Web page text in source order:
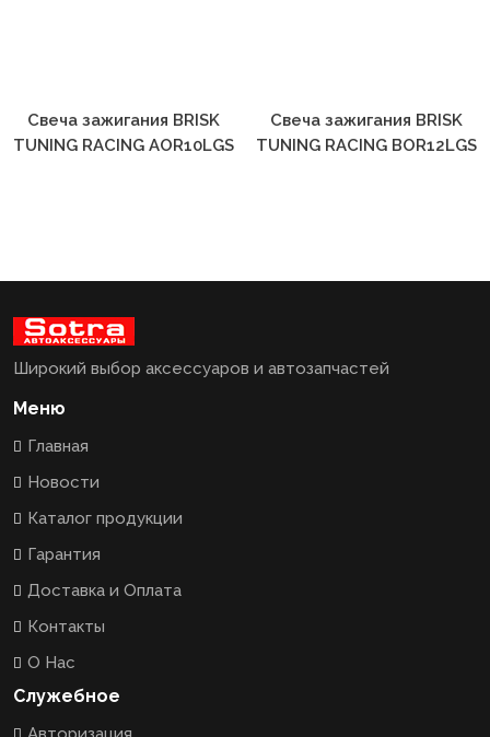
TUNING RACING AOR10LGS
TUNING RACING BOR12LGS
Широкий выбор аксессуаров и автозапчастей
Меню
Главная
Новости
Каталог продукции
Гарантия
Доставка и Оплата
Контакты
О Нас
Служебное